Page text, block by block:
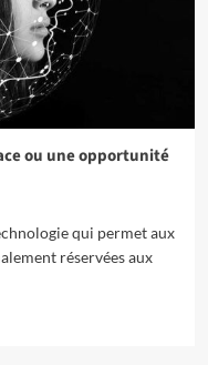
ou une opportunité
qui permet aux
réservées aux